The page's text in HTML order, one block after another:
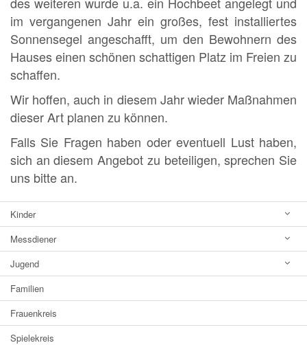
im vergangenen Jahr ein großes, fest installiertes
Sonnensegel angeschafft, um den Bewohnern des
Hauses einen schönen schattigen Platz im Freien zu
schaffen.
Wir hoffen, auch in diesem Jahr wieder Maßnahmen
dieser Art planen zu können.
Falls Sie Fragen haben oder eventuell Lust haben,
sich an diesem Angebot zu beteiligen, sprechen Sie
uns bitte an.
Kinder
Messdiener
Jugend
Familien
Frauenkreis
Spielekreis